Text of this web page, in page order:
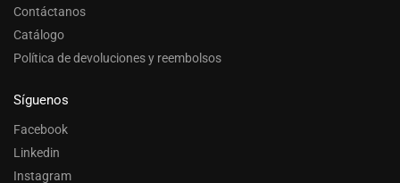
Contáctanos
Catálogo
Política de devoluciones y reembolsos
Síguenos
Facebook
Linkedin
Instagram